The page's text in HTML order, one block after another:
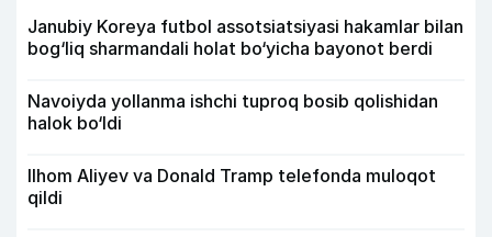
Janubiy Koreya futbol assotsiatsiyasi hakamlar bilan
bog‘liq sharmandali holat bo‘yicha bayonot berdi
Navoiyda yollanma ishchi tuproq bosib qolishidan
halok bo‘ldi
Ilhom Aliyev va Donald Tramp telefonda muloqot
qildi